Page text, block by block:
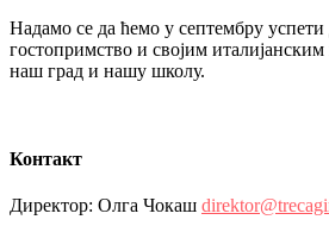
Надамо се да ћемо у септембру успети
гостопримство и својим
наш град и нашу школу.
Контакт
Директор: Олга Чокаш